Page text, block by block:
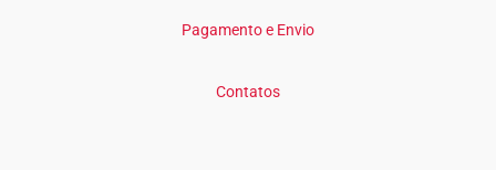
Pagamento e Envio
Contatos